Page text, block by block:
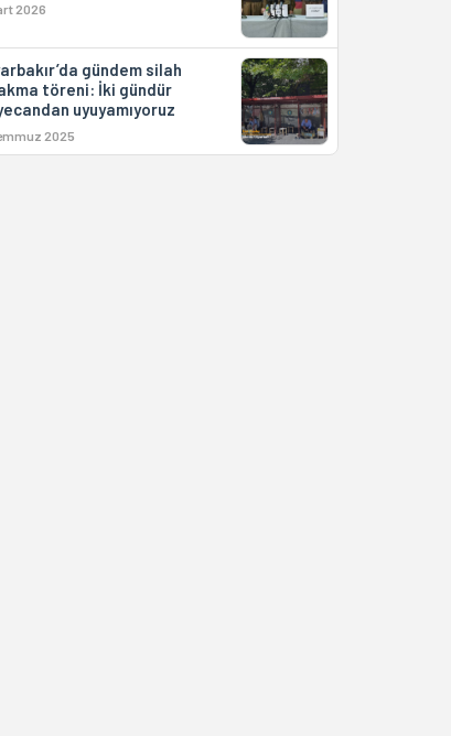
2026
gündem silah
töreni: İki gündür
uyuyamıyoruz
2025